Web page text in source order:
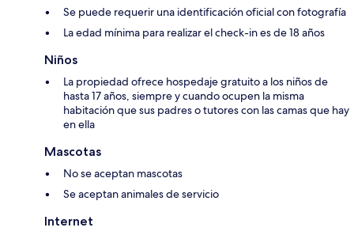
Se puede requerir una identificación oficial con fotografía
La edad mínima para realizar el check-in es de 18 años
Niños
La propiedad ofrece hospedaje gratuito a los niños de
hasta 17 años, siempre y cuando ocupen la misma
habitación que sus padres o tutores con las camas que hay
en ella
Mascotas
No se aceptan mascotas
Se aceptan animales de servicio
Internet